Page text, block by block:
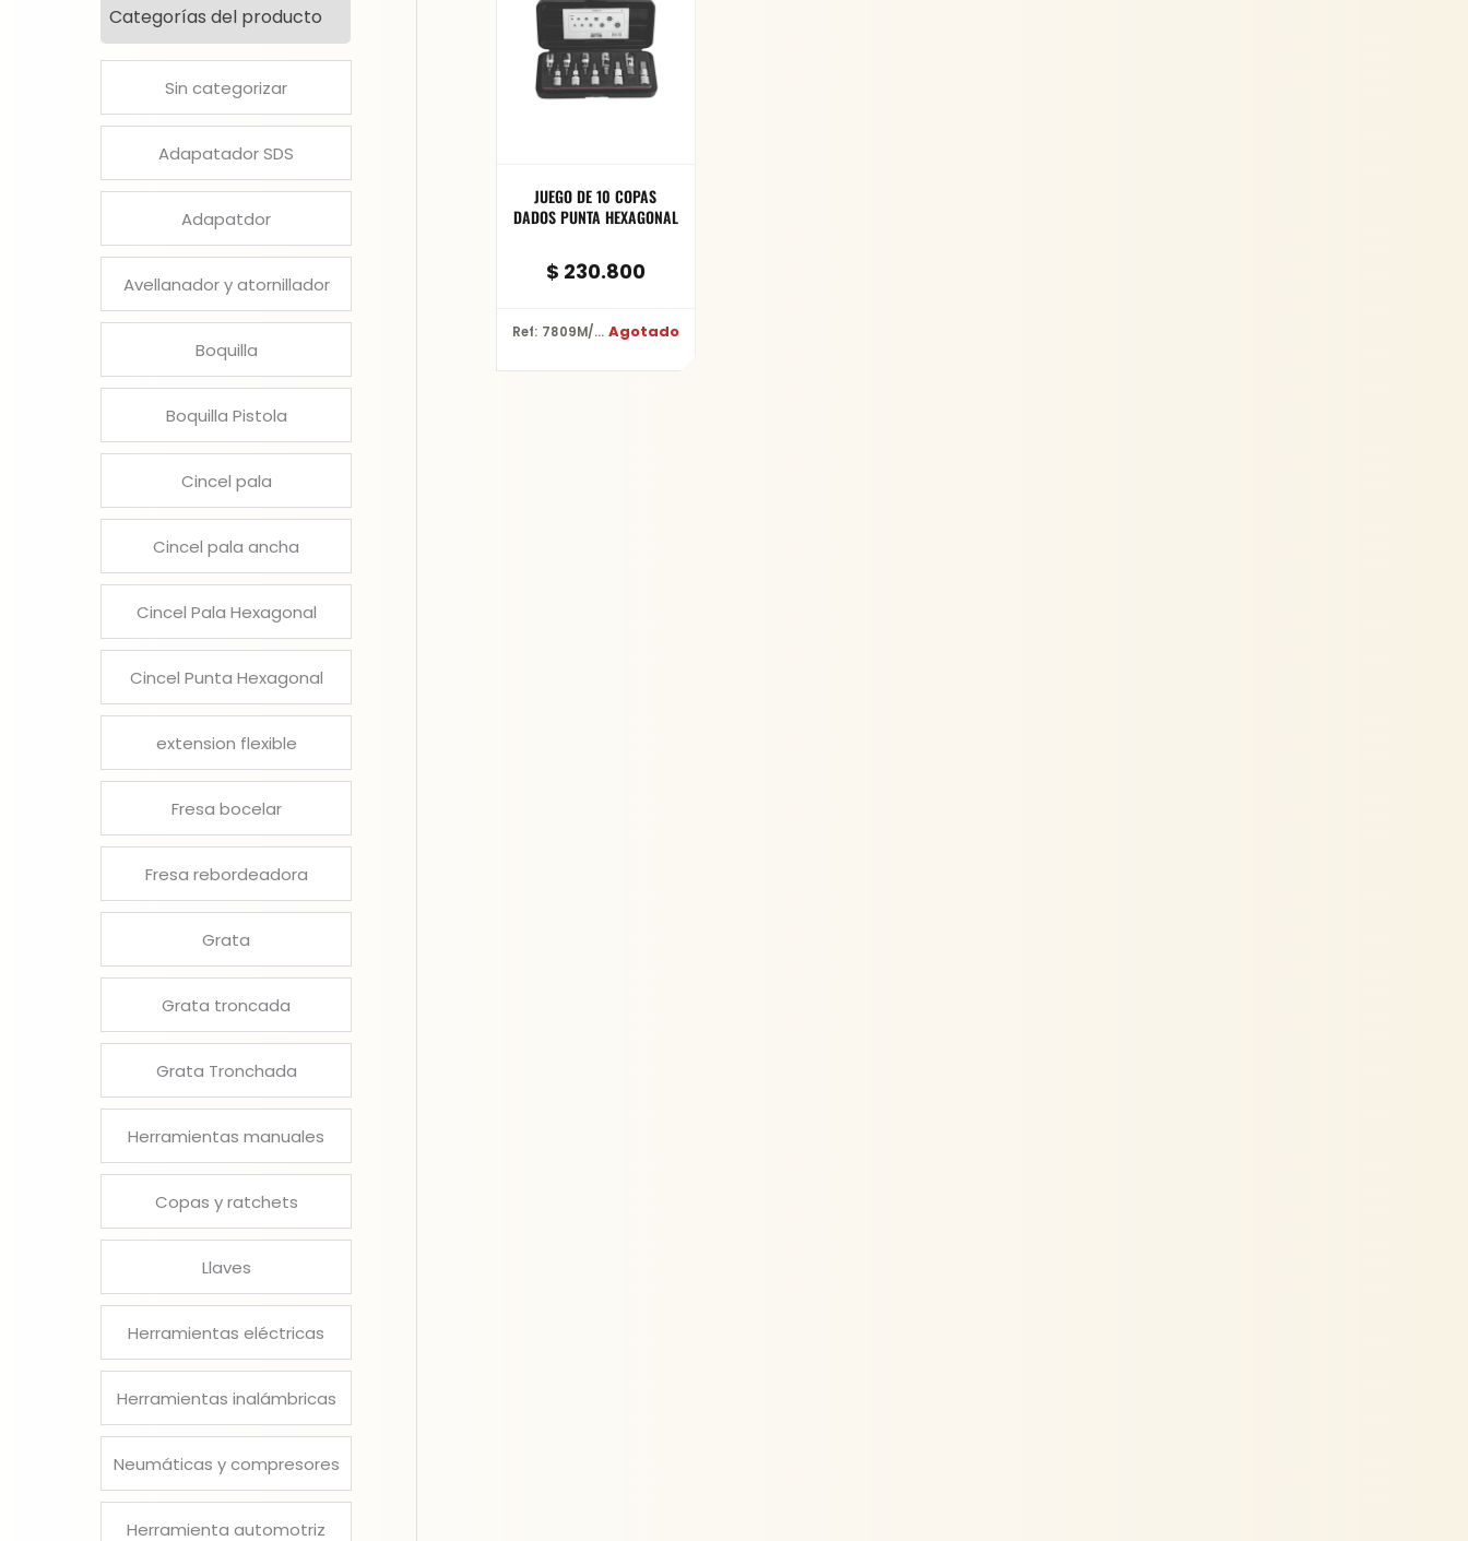
Categorías del producto
Sin categorizar
Adapatador SDS
Adapatdor
Avellanador y atornillador
Boquilla
Boquilla Pistola
Cincel pala
Cincel pala ancha
Cincel Pala Hexagonal
Cincel Punta Hexagonal
extension flexible
Fresa bocelar
Fresa rebordeadora
Grata
Grata troncada
Grata Tronchada
Herramientas manuales
Copas y ratchets
Llaves
Herramientas eléctricas
Herramientas inalámbricas
Neumáticas y compresores
Herramienta automotriz
JUEGO DE 10 COPAS
DADOS PUNTA HEXAGONAL
$ 230.800
Ref: 7809M/10 Agotado